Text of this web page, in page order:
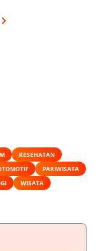
KESEHATAN
PARIWISATA
WISATA